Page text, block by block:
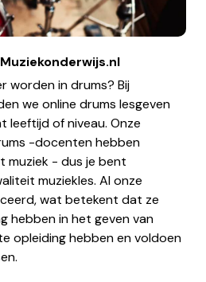
worden in drums? Bij
we online drums lesgeven
leeftijd of niveau. Onze
-docenten hebben
muziek - dus je bent
muziekles. Al onze
wat betekent dat ze
hebben in het geven van
opleiding hebben en voldoen